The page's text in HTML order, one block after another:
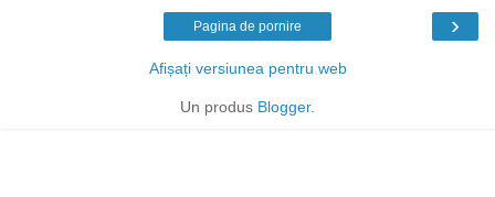
›
Pagina de pornire
Afișați versiunea pentru web
Un produs Blogger.